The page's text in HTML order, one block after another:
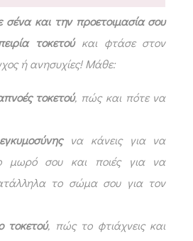
και την προετοιμασία σου
τοκετούκαι φτάσε στον
ή ανησυχίες! Μάθε:
τοκετού, πώς και πότε να
να κάνεις για να
μωρό σου και ποιές για να
το σώμα σου για τον
τοκετού, πώς το φτιάχνεις και